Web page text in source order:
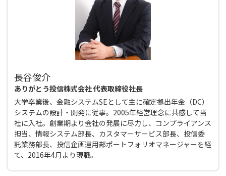
長谷俊介
ありがとう投信株式会社 代表取締役社長
大学卒業後、金融システムSEとして主に確定拠出年金（DC）
システムの設計・開発に従事。2005年経営理念に共感して当
社に入社。創業期より会社の発展に尽力し、コンプライアンス
担当、情報システム部長、カスタマーサービス部長、投信委
託業務部長、投信企画運用部ポートフォリオマネージャーを経
て、2016年4月より現職。